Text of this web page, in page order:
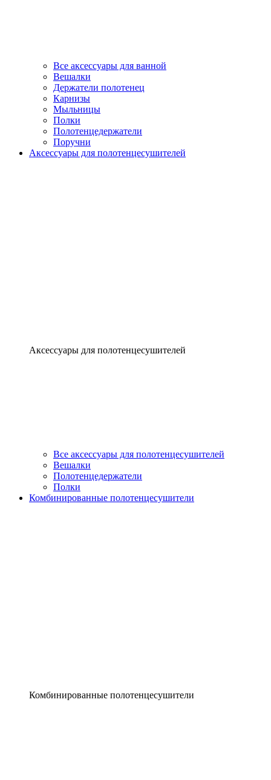
Все аксессуары для ванной
Вешалки
Держатели полотенец
Карнизы
Мыльницы
Полки
Полотенцедержатели
Поручни
Аксессуары для полотенцесушителей
Аксессуары для полотенцесушителей
Все аксессуары для полотенцесушителей
Вешалки
Полотенцедержатели
Полки
Комбинированные полотенцесушители
Комбинированные полотенцесушители